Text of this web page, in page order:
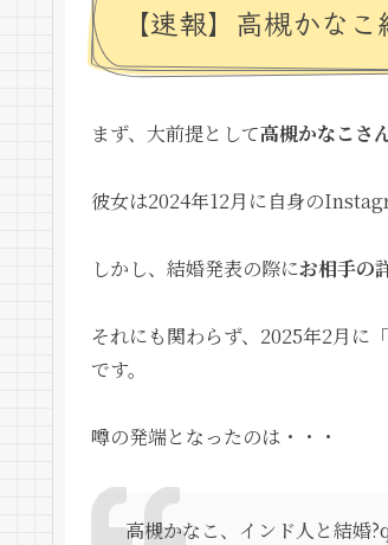
【速報】高槻かな
まず、大前提として高槻かなこさ
彼女は2024年12月に自身の
しかし、結婚発表の際にお相手の
それにも関わらず、2025年2月に「
です。
噂の発端となったのは・・・
高槻かなこ、インド人と結婚